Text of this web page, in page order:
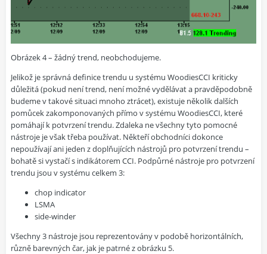
Obrázek 4 – žádný trend, neobchodujeme.
Jelikož je správná definice trendu u systému WoodiesCCI kriticky
důležitá (pokud není trend, není možné vydělávat a pravděpodobně
budeme v takové situaci mnoho ztrácet), existuje několik dalších
pomůcek zakomponovaných přímo v systému WoodiesCCI, které
pomáhají k potvrzení trendu. Zdaleka ne všechny tyto pomocné
nástroje je však třeba používat. Někteří obchodníci dokonce
nepoužívají ani jeden z doplňujících nástrojů pro potvrzení trendu –
bohatě si vystačí s indikátorem CCI. Podpůrné nástroje pro potvrzení
trendu jsou v systému celkem 3:
chop indicator
LSMA
side-winder
Všechny 3 nástroje jsou reprezentovány v podobě horizontálních,
různě barevných čar, jak je patrné z obrázku 5.